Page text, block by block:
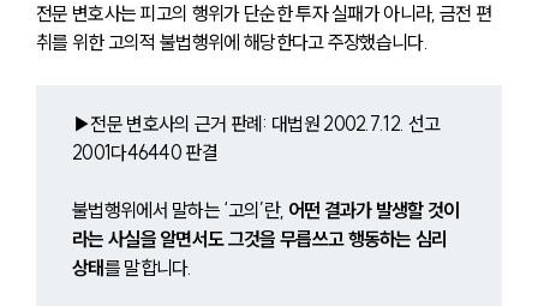
전문 변호사는 피고의 행위가 단순한 투자 실패가 아니라, 금전 편
취를 위한 고의적 불법행위에 해당한다고 주장했습니다.
▶전문 변호사의 근거 판례: 대법원 2002.7.12. 선고
2001다46440 판결
불법행위에서 말하는 ‘고의’란, 어떤 결과가 발생할 것이
라는 사실을 알면서도 그것을 무릅쓰고 행동하는 심리
상태를 말합니다.